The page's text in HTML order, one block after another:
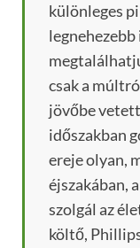
különleges
csak a
jövőbe
időszakban
ereje olyan,
éjszakában,
szolgál az
költő,